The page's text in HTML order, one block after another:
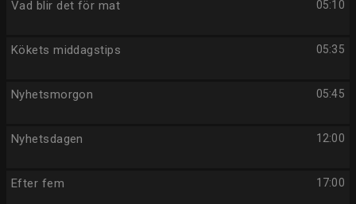
05:10
Vad blir det för mat
05:35
Kökets middagstips
05:45
Nyhetsmorgon
12:00
Nyhetsdagen
17:00
Efter fem